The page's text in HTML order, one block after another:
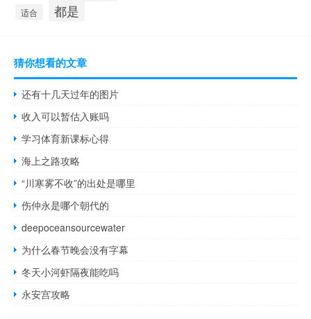
适合 都是
猜你想看的文章
还有十几天过年的图片
收入可以暂估入账吗
学习体育新课标心得
海上之路攻略
“川寒雾不收”的出处是哪里
伤仲永是哪个朝代的
deepoceansourcewater
为什么春节晚会没有字幕
冬天小河虾隔夜能吃吗
永安宫攻略